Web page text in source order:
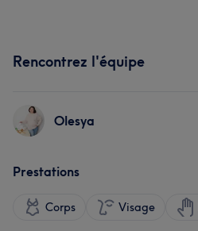
Rencontrez l'équipe
Olesya
Prestations
Corps Visage